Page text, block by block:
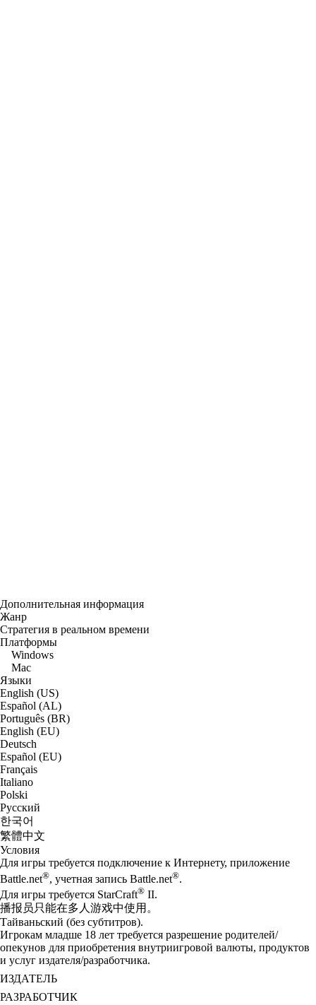
Дополнительная информация
Жанр
Стратегия в реальном времени
Платформы
Windows
Mac
Языки
English (US)
Español (AL)
Português (BR)
English (EU)
Deutsch
Español (EU)
Français
Italiano
Polski
Русский
한국어
繁體中文
Условия
Для игры требуется подключение к Интернету, приложение
Battle.net®, учетная запись Battle.net®.
Для игры требуется StarCraft® II.
播报员只能在多人游戏中使用。
Тайваньский (без субтитров).
Игрокам младше 18 лет требуется разрешение родителей/
опекунов для приобретения внутриигровой валюты, продуктов
и услуг издателя/разработчика.
ИЗДАТЕЛЬ
РАЗРАБОТЧИК